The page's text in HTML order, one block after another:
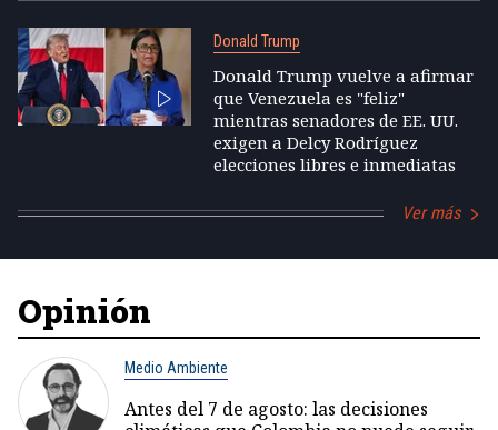
Donald Trump
Donald Trump vuelve a afirmar
que Venezuela es "feliz"
mientras senadores de EE. UU.
exigen a Delcy Rodríguez
elecciones libres e inmediatas
Ver más
Opinión
Medio Ambiente
Antes del 7 de agosto: las decisiones